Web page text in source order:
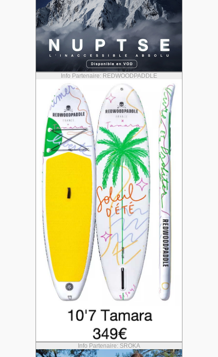
Info Partenaire: REDWOODPADDLE
Info Partenaire: SROKA